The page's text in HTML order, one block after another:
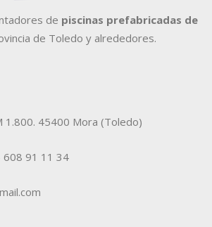
de piscinas prefabricadas de
de Toledo y alrededores.
1.800. 45400 Mora (Toledo)
608 91 11 34